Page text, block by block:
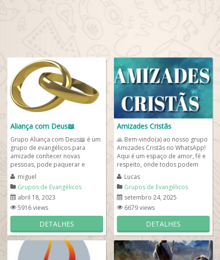
Aliança com Deus📖
Grupo Aliança com Deus📖 é um
grupo de evangélicos para
amizade conhecer novas
pessoas, pode paquerar e
dialogar mas, com respeito e
antes de entrar leia...
miguel
Grupos de Evangélicos
abril 18, 2023
5916 views
DETALHES
Amizades Cristãs
🙏 Bem-vindo(a) ao nosso grupo
Amizades Cristãs no WhatsApp!
Aqui é um espaço de amor, fé e
respeito, onde todos podem
compartilhar momentos de...
Lucas
Grupos de Evangélicos
setembro 24, 2025
6679 views
DETALHES